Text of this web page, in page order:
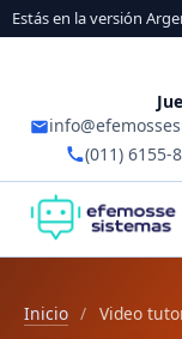
Estás en la versión
(011) 6155-
Inicio / Video